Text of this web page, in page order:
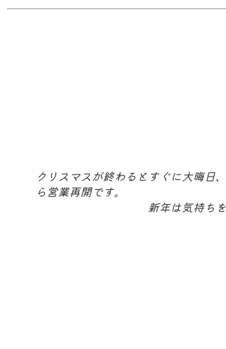
クリスマスが終わるとすぐに大晦日
ら営業再開です。
新年は気持ち